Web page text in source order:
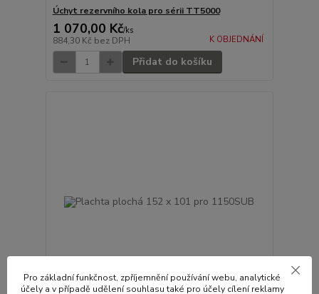
Úchyt rezervního kola pro sérii TT5000
1 070,00 Kč/ks
884,30 Kč bez DPH K OBJEDNÁNÍ
Přidat do košíku
Pro základní funkčnost, zpříjemnění používání webu, analytické
účely a v případě udělení souhlasu také pro účely cílení reklamy